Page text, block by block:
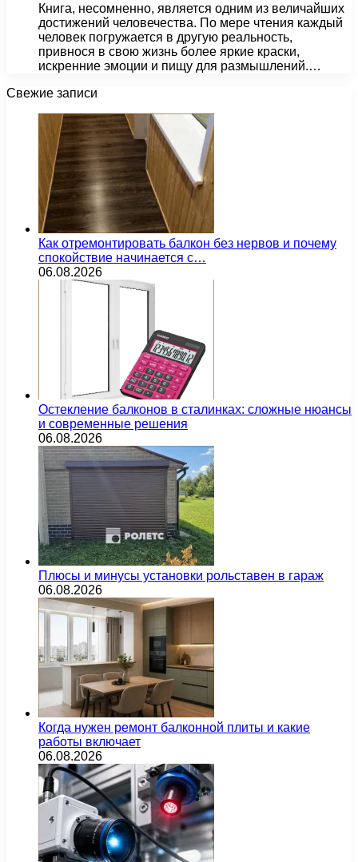
Книга, несомненно, является одним из величайших
достижений человечества. По мере чтения каждый
человек погружается в другую реальность,
привнося в свою жизнь более яркие краски,
искренние эмоции и пищу для размышлений.…
Свежие записи
Как отремонтировать балкон без нервов и почему
спокойствие начинается с…
06.08.2026
Остекление балконов в сталинках: сложные нюансы
и современные решения
06.08.2026
Плюсы и минусы установки рольставен в гараж
06.08.2026
Когда нужен ремонт балконной плиты и какие
работы включает
06.08.2026